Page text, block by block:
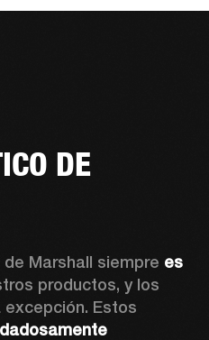
DE
Marshall siempre es
productos, y los
excepción. Estos